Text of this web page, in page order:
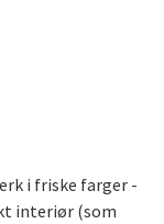
i friske farger -
interiør (som